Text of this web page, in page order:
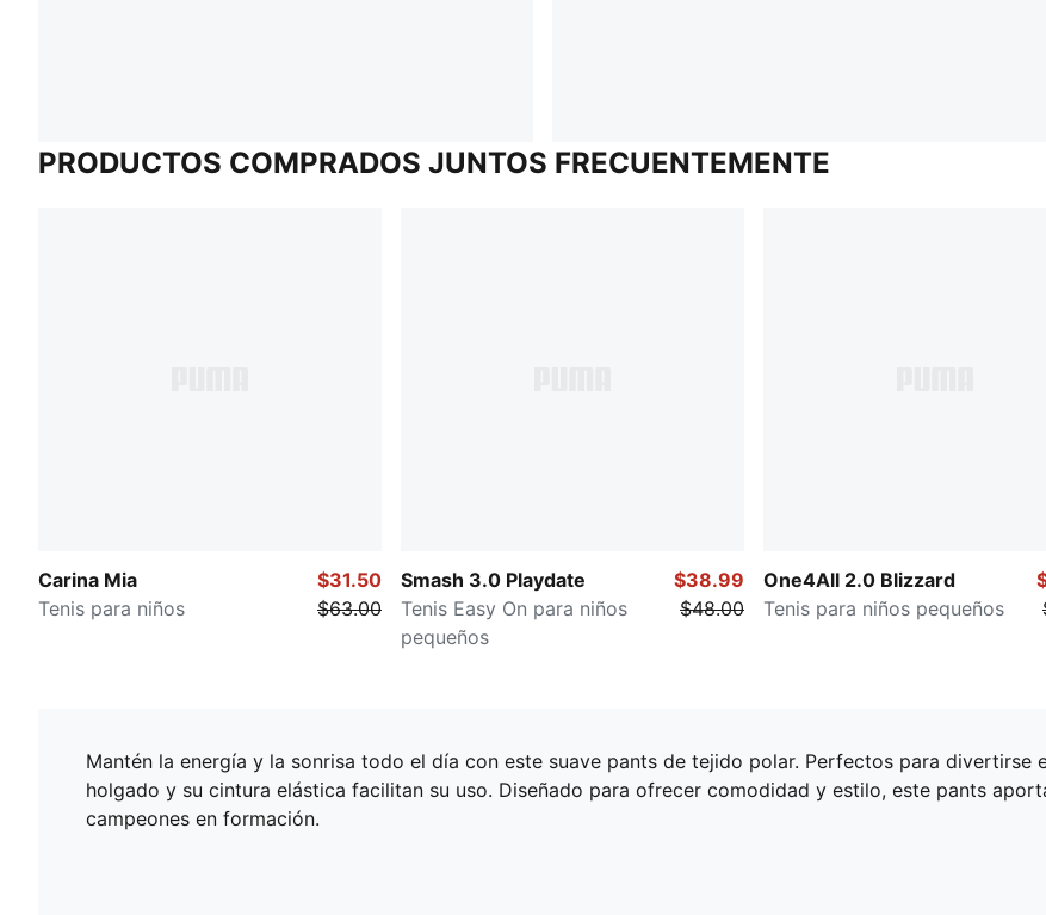
PRODUCTOS COMPRADOS JUNTOS FRECUENTEMENTE
Carina Mia
Tenis para niños
$31.50
$63.00
Smash 3.0 Playdate
Tenis Easy On para niños
pequeños
$38.99
$48.00
One4All 2.0 Blizzard
Tenis para niños pequeños
Mantén la energía y la sonrisa todo el día con este suave pants de tejido polar. Perfectos para divertirse
holgado y su cintura elástica facilitan su uso. Diseñado para ofrecer comodidad y estilo, este pants
campeones en formación.